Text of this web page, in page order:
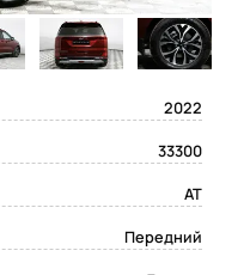
2022
33300
AT
Передний